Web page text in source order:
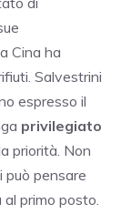
Cina ha
Salvestrini
espresso il
privilegiato
priorità. Non
può pensare
primo posto.